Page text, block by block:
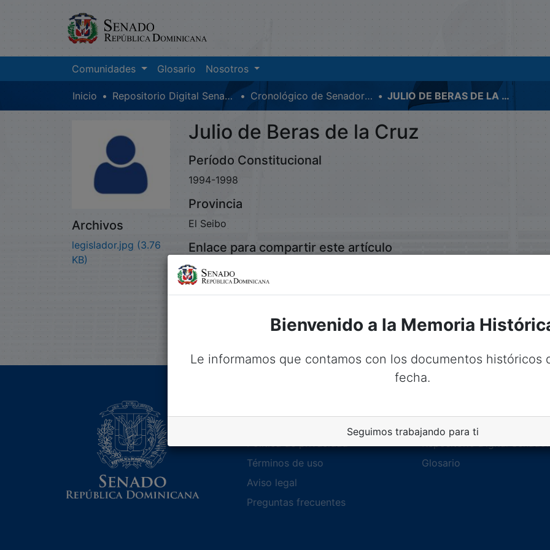
Comunidades Glosario Nosotros
Inicio Repositorio Digital SenadoRD Cronológico de Senadores JULIO DE BERAS DE LA CRUZ
Archivos
legislador.jpg (3.76
KB)
Julio de Beras de la Cruz
Período Constitucional
1994-1998
Provincia
El Seibo
Enlace para compartir este artículo
https://memoriahistorica.senadord.gob.do/handle/123456789/40673
Colecciones
Política de privacidad
Términos de uso
Aviso legal
Preguntas frecuentes
Repositorio Digital
Glosario
Bienvenido a la Memoria
Le informamos que contamos con los documentos históricos
fecha.
Seguimos trabajando para ti